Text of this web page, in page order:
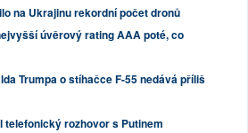
na Ukrajinu rekordní počet dronů
úvěrový rating AAA poté, co
Trumpa o stíhačce F-55 nedává příliš
telefonický rozhovor s Putinem